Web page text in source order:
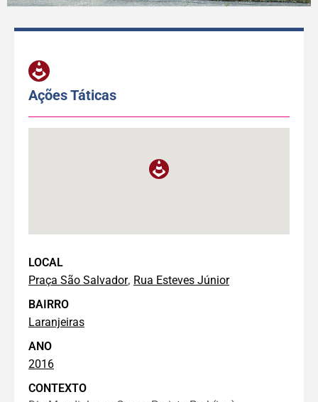
Ações Táticas
LOCAL
Praça São Salvador, Rua Esteves Júnior
BAIRRO
Laranjeiras
ANO
2016
CONTEXTO